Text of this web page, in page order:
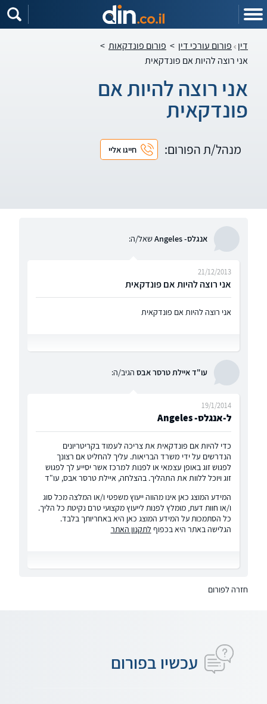
דין פורום עורכי דין > פורום פונדקאות >
אני רוצה להיות אם פונדקאית
אני רוצה להיות אם
פונדקאית
מנהל/ת הפורום: חייגו אליי
אנגלס- Angeles שאל/ה:
אני רוצה להיות אם פונדקאית
21/12/2013
אני רוצה להיות אם פונדקאית
עו"ד איילת טרסר אבס הגיב/ה:
ל-אנגלס- Angeles
19/1/2014
כדי להיות אם פונדקאית את צריכה לעמוד בקריטריונים
הנדרשים על ידי משרד הבריאות. עליך להחליט אם רצונך
לפגוש זוג באופן עצמאי או לפנות למרכז אשר יסייע לך לפגוש
זוג ויוכל ללוות את התהליך. בהצלחה, איילת טרסר אבס, עו"ד
המידע המוצג כאן אינו מהווה ייעוץ משפטי ו/או המלצה מכל סוג
ו/או חוות דעת, מומלץ לפנות לייעוץ מקצועי טרם נקיטת כל הליך.
כל הסתמכות על המידע המוצג כאן היא באחריותך בלבד.
הגלישה באתר היא בכפוף לתקנון האתר
חזרה לפורום
עכשיו בפורום